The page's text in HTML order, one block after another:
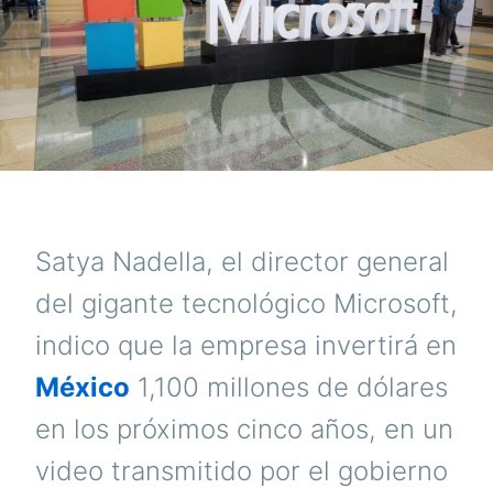
Satya Nadella, el director general
del gigante tecnológico Microsoft,
indico que la empresa invertirá en
México 1,100 millones de dólares
en los próximos cinco años, en un
video transmitido por el gobierno